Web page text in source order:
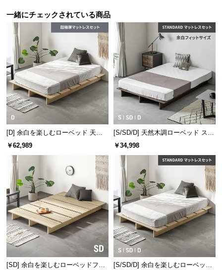
保
証
に
つ
い
て
会
員
規
約
に
つ
い
て
お
客
様
ポ
一緒にチェックされている商品
[D] 余白を楽しむローベッド 天然
木調 ステージベッド 超極厚マット
￥62,989
[S/SD/D] 天然木調ローベッド ステ
ージベッド マットレス付き（余白
￥34,998
[SD] 余白を楽しむローベッドフレ
[S/SD/D] 余白を楽しむローベッド